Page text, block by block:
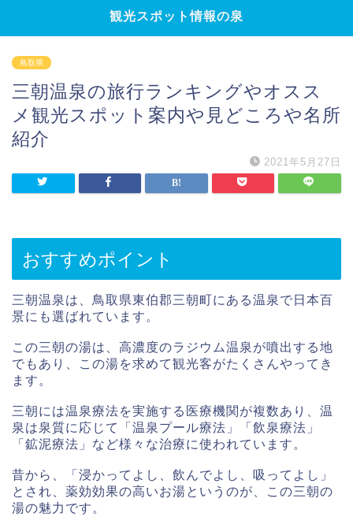
観光スポット情報の泉
鳥取県
三朝温泉の旅行ランキングやオスス
メ観光スポット案内や見どころや名所
紹介
2021年5月27日
おすすめポイント
三朝温泉は、鳥取県東伯郡三朝町にある温泉で日本百
景にも選ばれています。
この三朝の湯は、高濃度のラジウム温泉が噴出する地
でもあり、この湯を求めて観光客がたくさんやってき
ます。
三朝には温泉療法を実施する医療機関が複数あり、温
泉は泉質に応じて「温泉プール療法」「飲泉療法」
「鉱泥療法」など様々な治療に使われています。
昔から、「浸かってよし、飲んでよし、吸ってよし」
とされ、薬効効果の高いお湯というのが、この三朝の
湯の魅力です。